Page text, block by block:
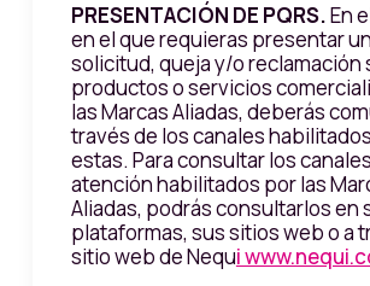
PRESENTACIÓN DE PQRS.En
en el que requieras presentar
solicitud, queja y/o reclamación
productos o servicios
las Marcas Aliadas, deberás
través de los canales
estas. Para consultar los
atención habilitados por las
Aliadas, podrás consultarlos en
plataformas, sus sitios web o a
sitio web de Nequi